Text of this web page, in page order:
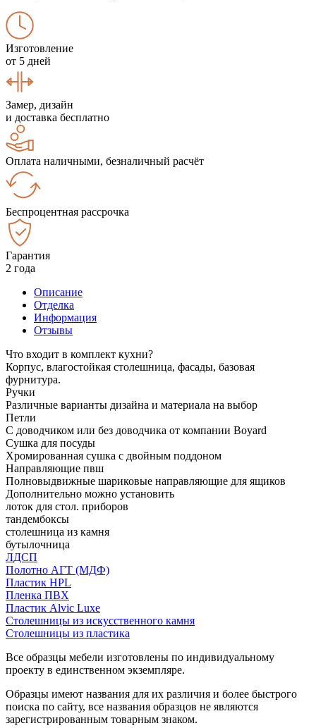
Изготовление
от 5 дней
Замер, дизайн
и доставка бесплатно
Оплата наличными, безналичный расчёт
Беспроцентная рассрочка
Гарантия
2 года
Описание
Отделка
Информация
Отзывы
Что входит в комплект кухни?
Корпус, влагостойкая столешница, фасады, базовая
фурнитура.
Ручки
Различные варианты дизайна и материала на выбор
Петли
С доводчиком или без доводчика от компании Boyard
Сушка для посуды
Хромированная сушка с двойным поддоном
Направляющие пвш
Полновыдвижные шариковые направляющие для ящиков
Дополнительно можно установить
лоток для стол. приборов
тандембоксы
столешница из камня
бутылочница
ЛДСП
Полотно АГТ (МДФ)
Пластик HPL
Пленка ПВХ
Пластик Alvic Luxe
Столешницы из искусственного камня
Столешницы из пластика
Все образцы мебели изготовлены по индивидуальному
проекту в единственном экземпляре.
Образцы имеют названия для их различия и более быстрого
поиска по сайту, все названия образцов не являются
зарегистрированным товарным знаком.